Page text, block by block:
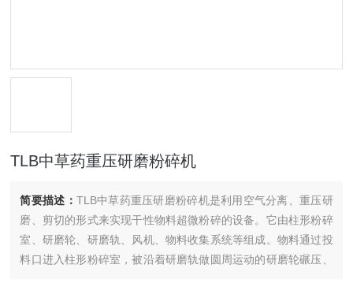
TLB中草药重压研磨粉碎机
简要描述： TLB中草药重压研磨粉碎机是利用空气分离、重压研
磨、剪切的形式来实现干性物料超微粉碎的设备。它由柱形粉碎
室、研磨轮、研磨轨、风机、物料收集系统等组成。物料通过投
料口进入柱形粉碎室，被沿着研磨轨做圆周运动的研磨轮碾压、